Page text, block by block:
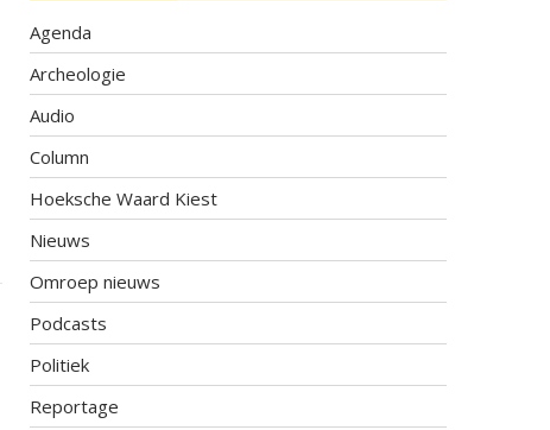
Agenda
Archeologie
Audio
Column
Hoeksche Waard Kiest
Nieuws
Omroep nieuws
Podcasts
Politiek
Reportage